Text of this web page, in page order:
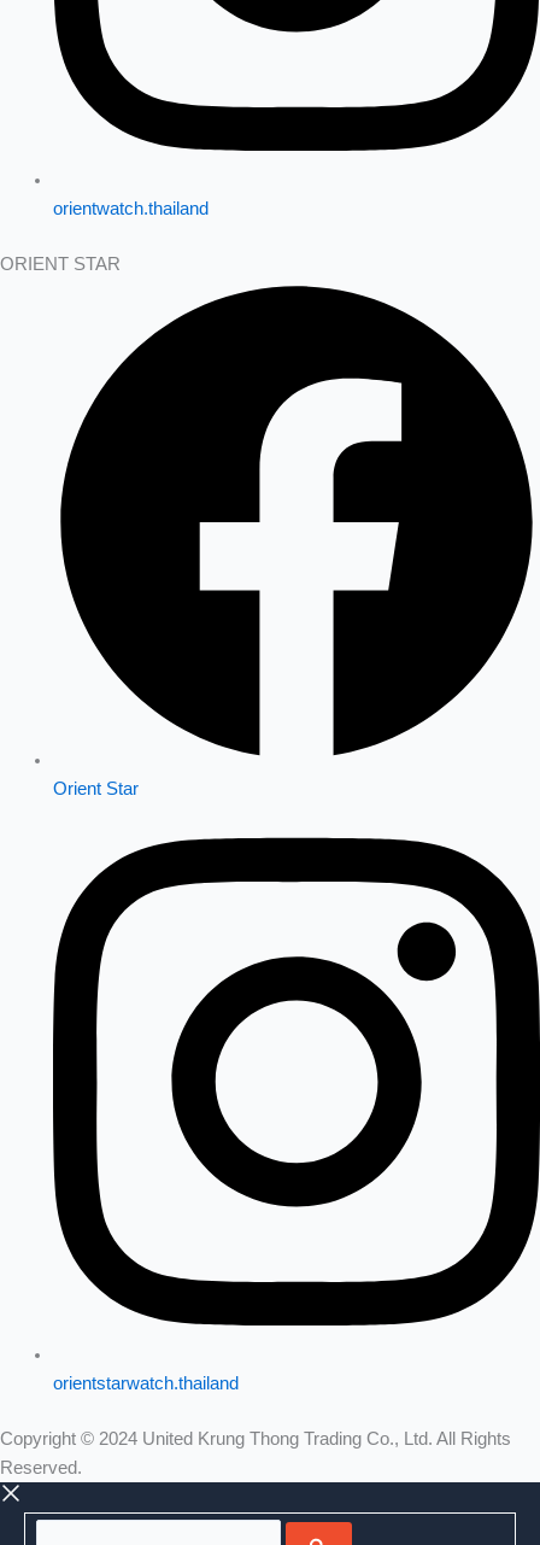
orientwatch.thailand
ORIENT STAR
Orient Star
orientstarwatch.thailand
Copyright © 2024 United Krung Thong Trading Co., Ltd. All Rights
Reserved.